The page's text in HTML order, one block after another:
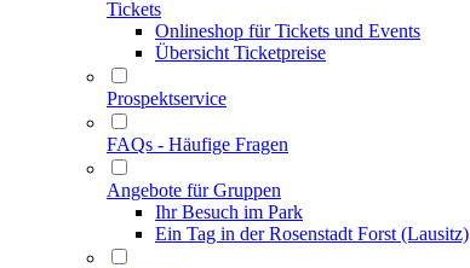
Tickets
Onlineshop für Tickets und Events
Übersicht Ticketpreise
Prospektservice
FAQs - Häufige Fragen
Angebote für Gruppen
Ihr Besuch im Park
Ein Tag in der Rosenstadt Forst (Lausitz)